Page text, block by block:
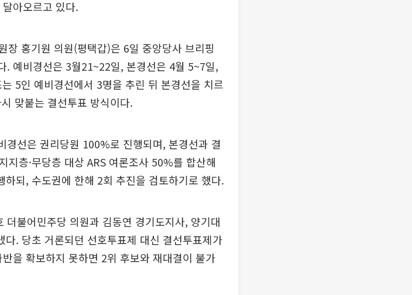
아오르고 있다.
장 홍기원 의원(평택갑)은 6일 중앙당사 브리핑
. 예비경선은 3월21~22일, 본경선은 4월 5~7일,
5인 예비경선에서 3명을 추린 뒤 본경선을 치르
맞붙는 결선투표 방식이다.
경선은 권리당원 100%로 진행되며, 본경선과 결
층·무당층 대상 ARS 여론조사 50%를 합산해
되, 수도권에 한해 2회 추진을 검토하기로 했다.
더불어민주당 의원과 김동연 경기도지사, 양기대
. 당초 거론되던 선호투표제 대신 결선투표제가
을 확보하지 못하면 2위 후보와 재대결이 불가